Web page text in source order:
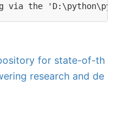
for state-of-th
research and de